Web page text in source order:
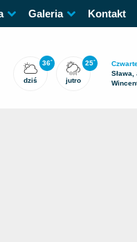
Galeria Kontakt
36°
dziś
25°
jutro